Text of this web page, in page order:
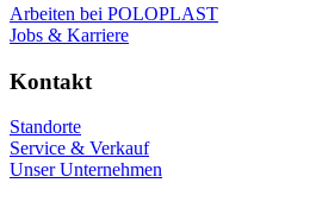
Arbeiten bei POLOPLAST
Jobs & Karriere
Kontakt
Standorte
Service & Verkauf
Unser Unternehmen